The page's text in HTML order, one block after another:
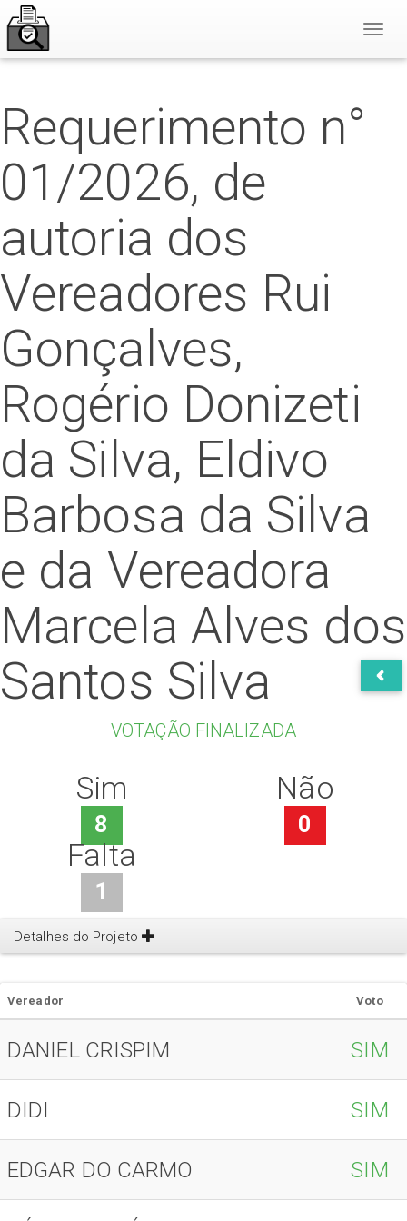
Requerimento n°
01/2026, de
autoria dos
Vereadores Rui
Gonçalves,
Rogério Donizeti
da Silva, Eldivo
Barbosa da Silva
e da Vereadora
Marcela Alves dos
Santos Silva
VOTAÇÃO FINALIZADA
Sim
8
Não
0
Falta
1
Detalhes do Projeto
Vereador Voto
DANIEL CRISPIM SIM
DIDI SIM
EDGAR DO CARMO SIM